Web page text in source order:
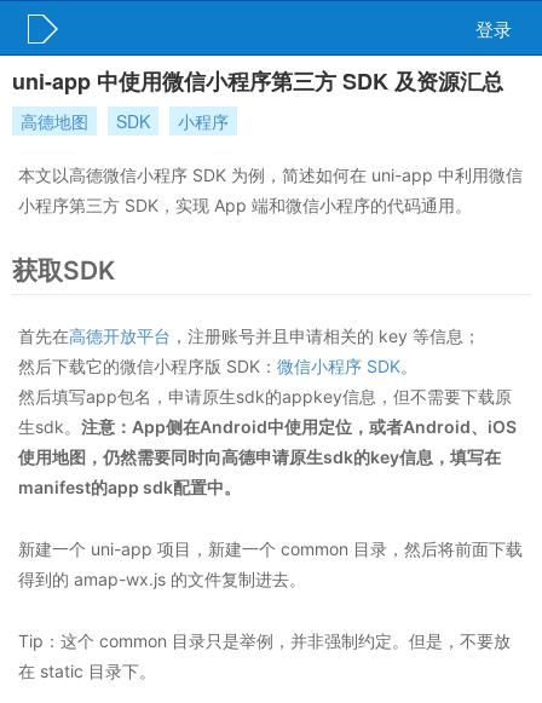
登录
uni-app 中使用微信小程序第三方 SDK 及资源汇总
高德地图 SDK 小程序
本文以高德微信小程序 SDK 为例，简述如何在 uni-app 中利用微信
小程序第三方 SDK，实现 App 端和微信小程序的代码通用。
获取SDK
首先在高德开放平台 ，注册账号并且申请相关的 key 等信息；
然后下载它的微信小程序版 SDK： 微信小程序 SDK。
然后填写app包名，申请原生sdk的appkey信息，但不需要下载原
生sdk。 注意：App侧在Android中使用定位，或者Android、iOS
使用地图，仍然需要同时向高德申请原生sdk的key信息，填写在
manifest的app sdk配置中。
新建一个 uni-app 项目，新建一个 common 目录，然后将前面下载
得到的 amap-wx.js 的文件复制进去。
Tip：这个 common 目录只是举例，并非强制约定。但是，不要放
在 static 目录下。